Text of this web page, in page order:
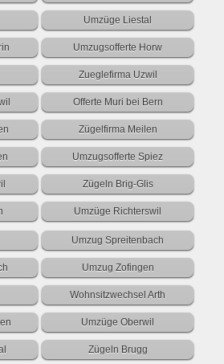
Umzüge Liestal
Umzugsofferte Horw
Zueglefirma Uzwil
Offerte Muri bei Bern
Zügelfirma Meilen
Umzugsofferte Spiez
Zügeln Brig-Glis
Umzüge Richterswil
Umzug Spreitenbach
Umzug Zofingen
Wohnsitzwechsel Arth
Umzüge Oberwil
Zügeln Brugg